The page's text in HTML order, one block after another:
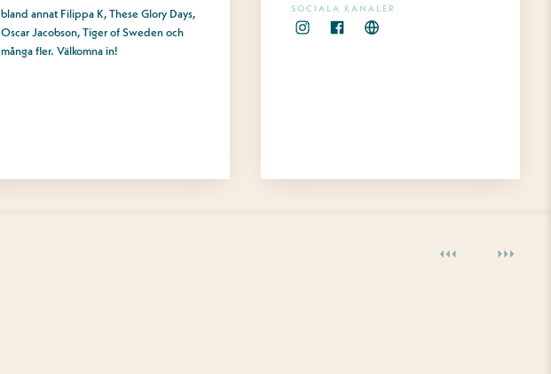
bland annat Filippa K, These Glory Days,
Oscar Jacobson, Tiger of Sweden och
många fler. Välkomna in!
SOCIALA KANALER